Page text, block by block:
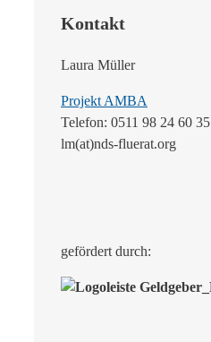
Kontakt
Laura Müller
Projekt AMBA
Telefon: 0511 98 24 60 35
lm(at)nds-fluerat.org
gefördert durch: